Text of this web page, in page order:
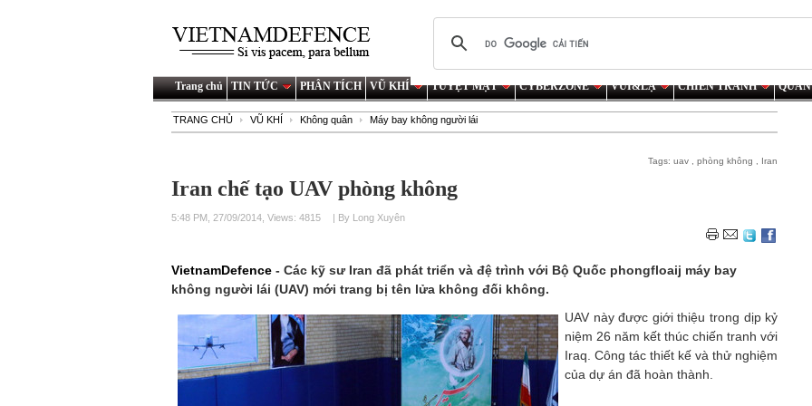
Trang chủ TIN TỨC PHÂN TÍCH VŨ KHÍ TUYỆT MẬT CYBERZONE VUI&LẠ CHIẾN TRANH
TRANG CHỦ VŨ KHÍ Không quân Máy bay không người lái
Tags:uav ,phòng không Iran
Iran chế tạo UAV phòng không
5:48 PM, 27/09/2014, Views: 4815 | By Long Xuyên
VietnamDefence - Các kỹ sư Iran đã phát triển và đệ trình với Bộ Quốc phongfloaij máy bay
không người lái (UAV) mới trang bị tên lửa không đối không.
UAV này được giới thiệu trong dịp kỷ
niệm 26 năm kết thúc chiến tranh với
Iraq. Công tác thiết kế và thử nghiệm
của dự án đã hoàn thành.